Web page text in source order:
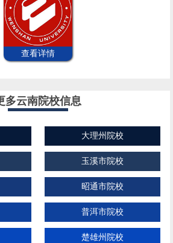
查看详情
多云南院校信息
大理州院校
玉溪市院校
昭通市院校
普洱市院校
楚雄州院校